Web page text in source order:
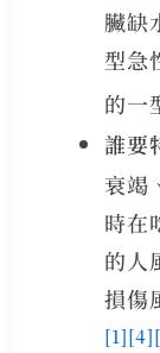
臟缺
型急
的一
誰要
衰竭
時在
的人
損傷
[1][4]